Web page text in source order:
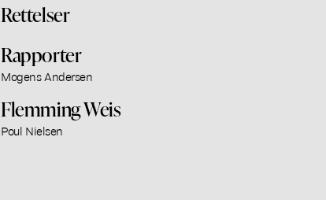
Rettelser
Rapporter
Mogens Andersen
Flemming Weis
Poul Nielsen